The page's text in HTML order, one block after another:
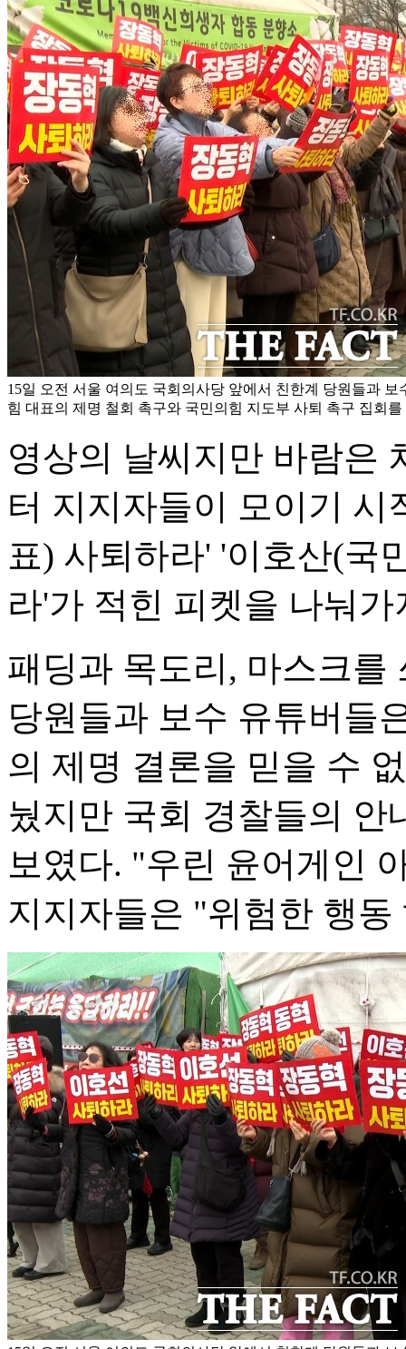
15일 오전 서울 여의도 국회의사당 앞에서 친한계 당원들과
힘 대표의 제명 철회 촉구와 국민의힘 지도부 사퇴 촉구 집회
영상의 날씨지만 바람은
터 지지자들이 모이기 시
표) 사퇴하라' '이호산(국
라'가 적힌 피켓을 나눠
패딩과 목도리, 마스크를
당원들과 보수 유튜버들
의 제명 결론을 믿을 수
눴지만 국회 경찰들의
보였다. "우린 윤어게인
지지자들은 "위험한 행